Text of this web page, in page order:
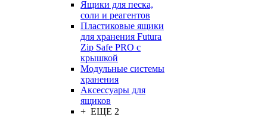
Ящики для песка,
соли и реагентов
Пластиковые ящики
для хранения Futura
Zip Safe PRO с
крышкой
Модульные системы
хранения
Аксессуары для
ящиков
+ ЕЩЕ 2